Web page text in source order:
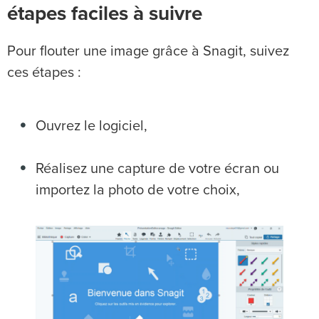
étapes faciles à suivre
Pour flouter une image grâce à Snagit, suivez
ces étapes :
Ouvrez le logiciel,
Réalisez une capture de votre écran ou
importez la photo de votre choix,